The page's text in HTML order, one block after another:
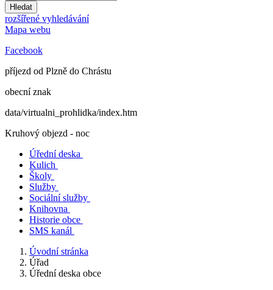
Hledat
rozšířené vyhledávání
Mapa webu
Facebook
příjezd od Plzně do Chrástu
obecní znak
data/virtualni_prohlidka/index.htm
Kruhový objezd - noc
Úřední deska
Kulich
Školy
Služby
Sociální služby
Knihovna
Historie obce
SMS kanál
Úvodní stránka
Úřad
Úřední deska obce